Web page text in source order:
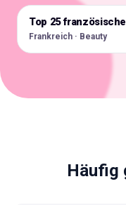
🇫🇷
Top 25
Frankreich · Beauty
Häufig